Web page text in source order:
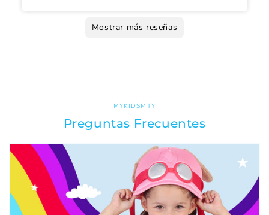
Mostrar más reseñas
MYKIDSMTY
Preguntas Frecuentes